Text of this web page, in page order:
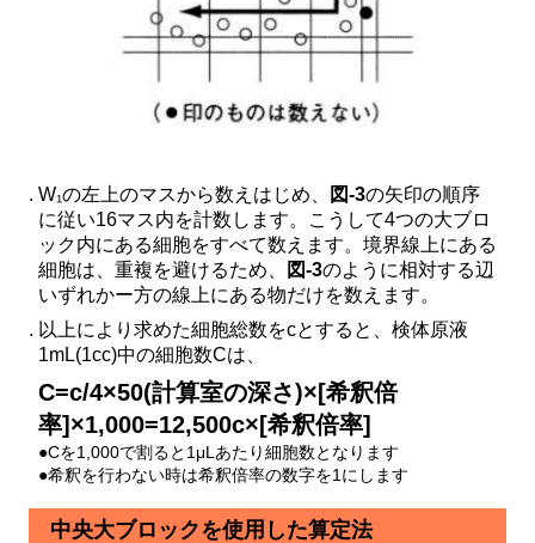
W₁の左上のマスから数えはじめ、 図-3の矢印の順序
に従い16マス内を計数します。こうして4つの大ブロ
ック内にある細胞をすべて数えます。境界線上にある
細胞は、重複を避けるため、
図-3のように相対する辺
いずれかー方の線上にある物だけを数えます。
以上により求めた細胞総数をcとすると、検体原液
1mL(1cc)中の細胞数Cは、
C=c/4×50(計算室の深さ)×[希釈倍
率]×1,000=12,500c×[希釈倍率]
●Cを1,000で割ると1μLあたり細胞数となります
●希釈を行わない時は希釈倍率の数字を1にします
中央大ブロックを使用した算定法